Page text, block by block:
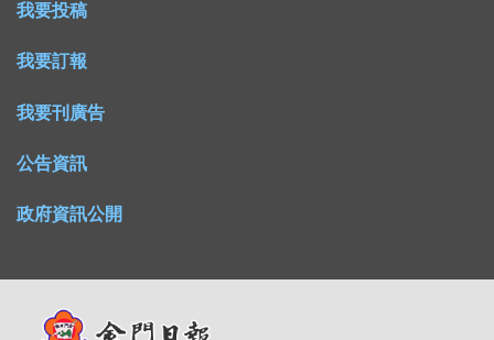
話雖然充滿溫情，但卻也是一種情緒勒索，而家庭主婦
多男人將無法無後顧之憂地在外打拼，許多孩子也無法
多的理解與支持，讓她們知道，她們的付出並不是理所
當然，而是值得被珍惜的。 當然對家庭主婦不能只有
感到幸福和甜蜜的氛圍，而不是像一只陀螺不停地轉啊
也平安無事。後來，家政老師說下週要做蛋塔，他們便
出力。承昀還得意洋洋地說：「我可以跟我爸爸拿到更
多錢！」 第二天，導師就接到承昀媽媽氣急敗壞的電
人，是每個人都出四百元？還是只有承昀要出所有人的
凌！」由於導師並非家政老師，並不清楚詳情，只好說
自己想從爸爸那兒再多坑些錢來花。導師對這些學生
我要投稿
我要訂報
我要刊廣告
公告資訊
政府資訊公開